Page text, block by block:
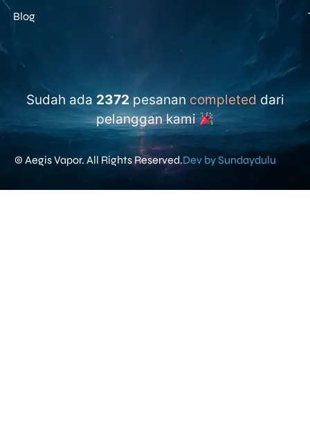
Blog
Sudah ada 2372 pesanan completed dari
pelanggan kami
© Aegis Vapor. All Rights Reserved.Dev by Sundaydulu